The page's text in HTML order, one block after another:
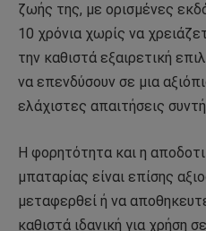
ζωής της, με ορισμένες
10 χρόνια χωρίς να
την καθιστά εξαιρετική
να επενδύσουν σε μια
ελάχιστες απαιτήσεις
Η φορητότητα και η
μπαταρίας είναι επίσης
μεταφερθεί ή να
καθιστά ιδανική για χρήση